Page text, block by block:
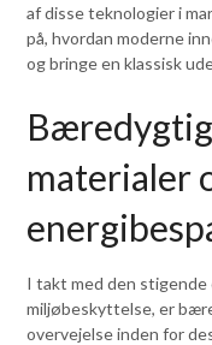
af disse teknologier i
på, hvordan moderne
og bringe en klassisk
materialer
I takt med den
miljøbeskyttelse, er
overvejelse inden for